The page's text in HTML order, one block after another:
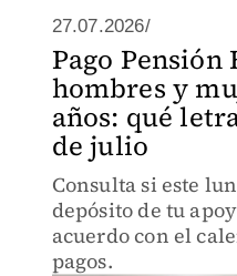
27.07.2026/
Pago
hombres y
años: qué
de julio
Consulta si este
depósito de tu
acuerdo con el
pagos.